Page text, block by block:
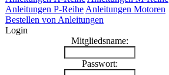
Anleitungen P-Reihe Anleitungen Motoren
Bestellen von Anleitungen
Login
Mitgliedsname:
Passwort: